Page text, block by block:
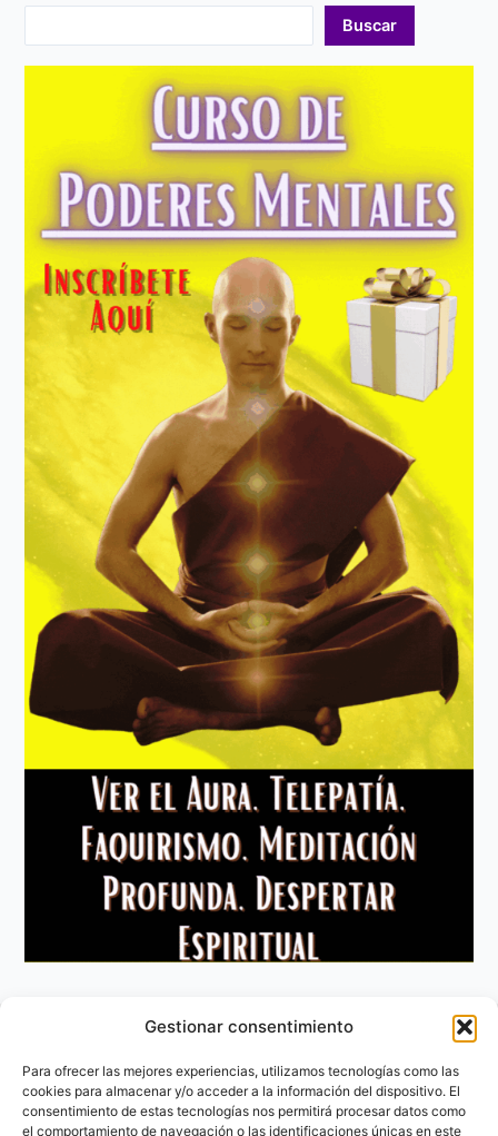
Gestionar consentimiento
Para ofrecer las mejores experiencias, utilizamos tecnologías como las
cookies para almacenar y/o acceder a la información del dispositivo. El
consentimiento de estas tecnologías nos permitirá procesar datos como
el comportamiento de navegación o las identificaciones únicas en este
Buscar
Aviso Legal
Política de privacidad
Política de Cookies
Contacto